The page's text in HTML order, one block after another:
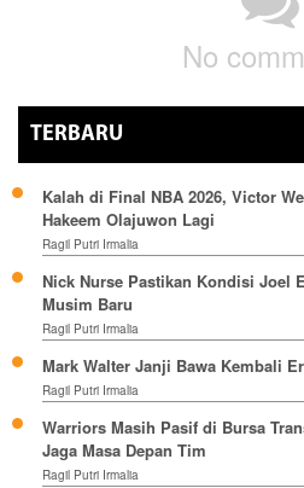
No
TERBARU
Kalah di Final NBA 2026, Victor
Hakeem Olajuwon Lagi
Ragil Putri Irmalia
Nick Nurse Pastikan Kondisi Joel
Musim Baru
Ragil Putri Irmalia
Mark Walter Janji Bawa Kembali
Ragil Putri Irmalia
Warriors Masih Pasif di Bursa
Jaga Masa Depan Tim
Ragil Putri Irmalia